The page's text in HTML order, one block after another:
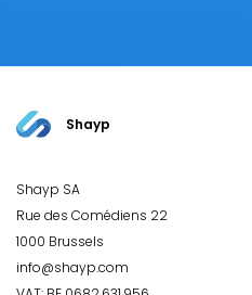
Shayp
Shayp SA
Rue des Comédiens 22
1000 Brussels
info@shayp.com